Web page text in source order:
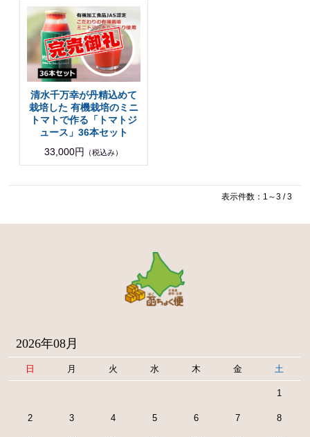
清水千万幸が丹精込めて
栽培した 有機栽培のミニ
トマトで作る「トマトジ
ュース」36本セット
33,000円
（税込み）
表示件数：1～3 / 3
2026年08月
日 月 火 水 木 金 土
1
2 3 4 5 6 7 8